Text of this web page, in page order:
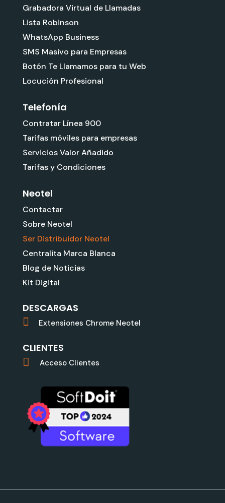
Grabadora Virtual de Llamadas
Lista Robinson
WhatsApp Business
SMS Masivo para Empresas
Botón Te Llamamos para tu Web
Locución Profesional
Telefonía
Contratar Línea 900
Tarifas móviles para empresas
Servicios Valor Añadido
Tarifas y Condiciones
Neotel
Contactar
Sobre Neotel
Ser Distribuidor Neotel
Centralita Marca Blanca
Blog de Noticias
Kit Digital
DESCARGAS
Extensiones Chrome Neotel
CLIENTES
Acceso Clientes